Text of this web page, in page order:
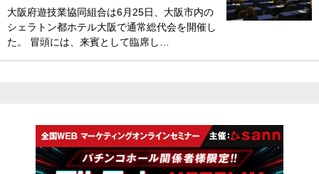
大阪府遊技業協同組合は6月25日、大阪市内の
シェラトン都ホテル大阪で通常総代会を開催し
た。 冒頭には、来賓として臨席し…